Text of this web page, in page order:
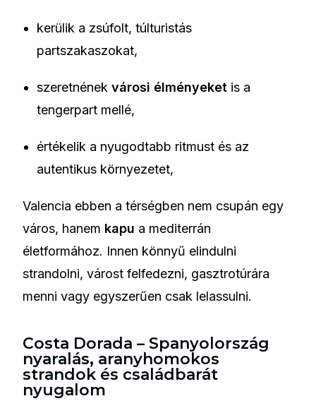
kerülik a zsúfolt, túlturistás
partszakaszokat,
szeretnénekvárosi élményeket is a
tengerpart mellé,
értékelik a nyugodtabb ritmust és az
autentikus környezetet,
Valencia ebben a térségben nem csupán egy
város, hanem kapu a mediterrán
életformához. Innen könnyű elindulni
strandolni, várost felfedezni, gasztrotúrára
menni vagy egyszerűen csak lelassulni.
Costa Dorada – Spanyolország
nyaralás, aranyhomokos
strandok és családbarát
nyugalom